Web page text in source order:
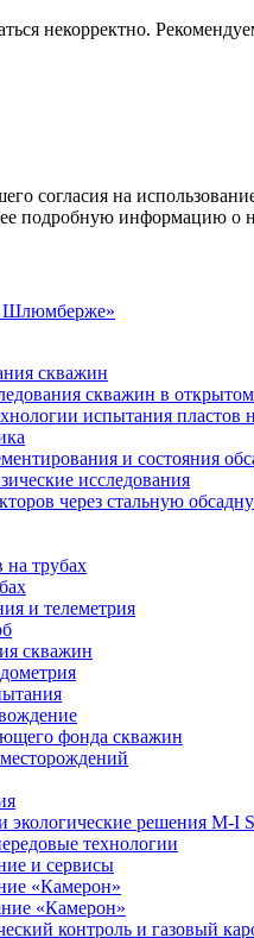
некорректно.
согласия на
подробную информацию о
скважин
скважин в
испытания пластов
и состояния
исследования
через стальную
на трубах
и телеметрия
скважин
фонда скважин
экологические решения M-I
технологии
и сервисы
«Камерон»
«Камерон»
контроль и газовый